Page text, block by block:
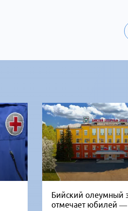
Бийский олеумный
отмечает юбилей —